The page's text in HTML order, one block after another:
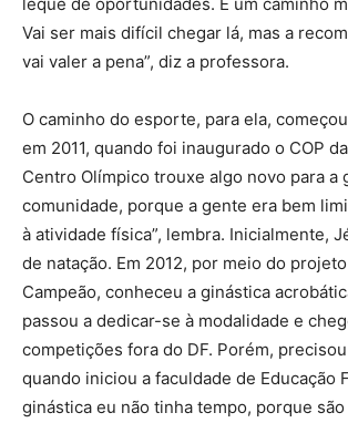
Vai ser mais difícil chegar lá, mas a
vai valer a pena”, diz a professora.
O caminho do esporte, para ela,
em 2011, quando foi inaugurado o COP
Centro Olímpico trouxe algo novo para a
comunidade, porque a gente era bem
à atividade física”, lembra. Inicialmente,
de natação. Em 2012, por meio do
Campeão, conheceu a ginástica
passou a dedicar-se à modalidade e
competições fora do DF. Porém,
quando iniciou a faculdade de Educação
ginástica eu não tinha tempo, porque